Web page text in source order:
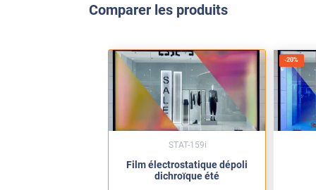
Comparer les produits
Film électrostatique dépoli
dichroïque été
STAT-159i
-20%